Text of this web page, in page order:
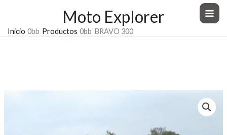
contenido
Moto Explorer
Inicio Productos BRAVO 300